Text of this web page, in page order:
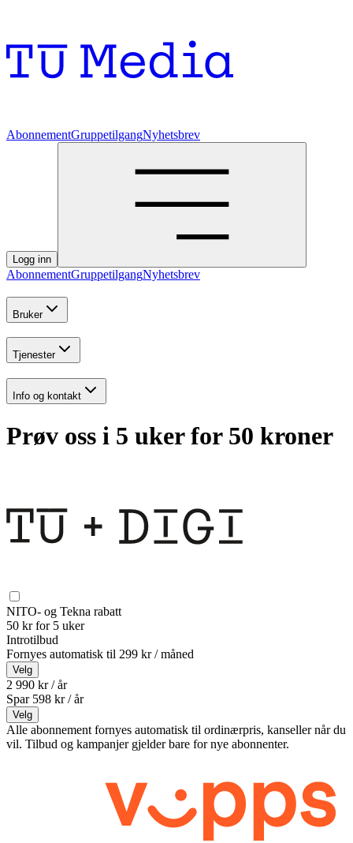
AbonnementGruppetilgangNyhetsbrev
Logg inn
AbonnementGruppetilgangNyhetsbrev
Bruker
Tjenester
Info og kontakt
Prøv oss i 5 uker for 50 kroner
NITO- og Tekna rabatt
50 kr for 5 uker
Introtilbud
Fornyes automatisk til 299 kr / måned
Velg
2 990 kr / år
Spar 598 kr /år
Velg
Alle abonnement fornyes automatisk til ordinærpris, kanseller når du
vil. Tilbud og kampanjer gjelder bare for nye abonnenter.